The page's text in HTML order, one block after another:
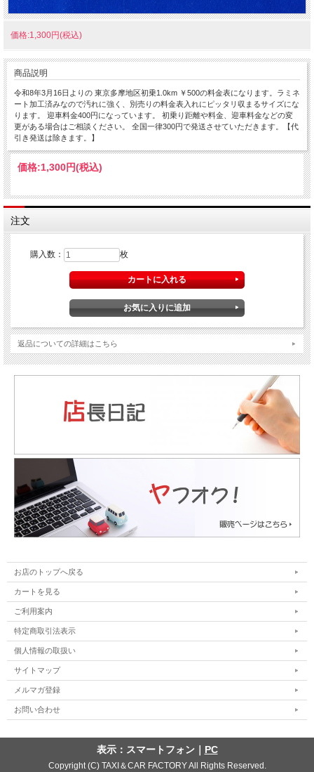
価格:1,300円(税込)
商品説明
令和8年3月16日よりの 東京多摩地区初乗1.0km ￥500の料金表になります。ラミネ
ート加工済みなので汚れに強く、別売りの料金表入れにピッタリ収まるサイズにな
ります。 迎車料金400円になっています。 初乗り距離や料金、迎車料金などの変
更がある場合はご相談ください。 全国一律300円で発送させていただきます。【代
引き発送は除きます。】
価格:1,300円(税込)
注文
購入数： 枚
返品についての詳細はこちら
お店のトップへ戻る
カートを見る
ご利用案内
特定商取引法表示
個人情報の取扱い
サイトマップ
メルマガ登録
お問い合わせ
表示：スマートフォン｜ PC
Copyright (C) TAXI＆CAR FACTORY All Rights Reserved.